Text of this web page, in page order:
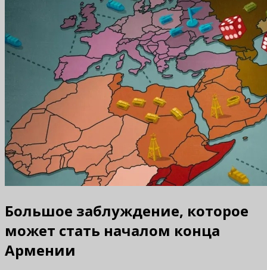
Большое заблуждение, которое
может стать началом конца
Армении